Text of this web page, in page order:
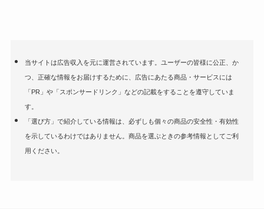
当サイトは広告収入を元に運営されています。ユーザーの皆様に公正、か
つ、正確な情報をお届けするために、広告にあたる商品・サービスには
「PR」や「スポンサードリンク」などの記載をすることを遵守していま
す。
「選び方」で紹介している情報は、必ずしも個々の商品の安全性・有効性
を示しているわけではありません。商品を選ぶときの参考情報としてご利
用ください。